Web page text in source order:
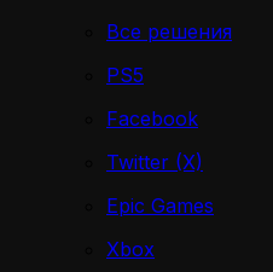
Все решения
PS5
Facebook
Twitter (X)
Epic Games
Xbox